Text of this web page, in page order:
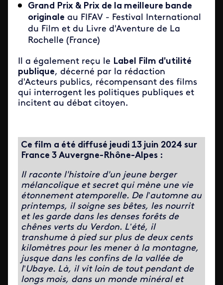
Grand Prix & Prix de la meilleure bande
originale au FIFAV - Festival International
du Film et du Livre d'Aventure de La
Rochelle (France)
Il a également reçu le Label Film d'utilité
publique, décerné par la rédaction
d'Acteurs publics, récompensant des films
qui interrogent les politiques publiques et
incitent au débat citoyen.
Ce film a été diffusé jeudi 13 juin 2024 sur
France 3 Auvergne-Rhône-Alpes :
Il raconte l'histoire d'un jeune berger
mélancolique et secret qui mène une vie
étonnement atemporelle. De l’automne au
printemps, il soigne ses bêtes, les nourrit
et les garde dans les denses forêts de
chênes verts du Verdon. L’été, il
transhume à pied sur plus de deux cents
kilomètres pour les mener à la montagne,
jusque dans les confins de la vallée de
l’Ubaye. Là, il vit loin de tout pendant de
longs mois, dans un monde minéral et